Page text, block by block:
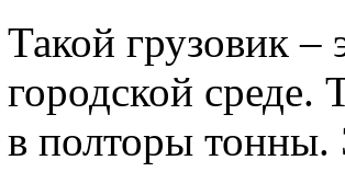
Такой грузовик –
городской среде.
в полторы тонны.